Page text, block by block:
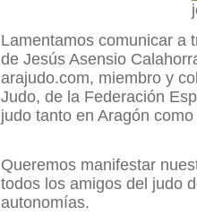
Lamentamos comunicar a
de Jesús Asensio
arajudo.com, miembro y
Judo, de la Federación
judo tanto en Aragón
Queremos manifestar
todos los amigos del judo
autonomías.